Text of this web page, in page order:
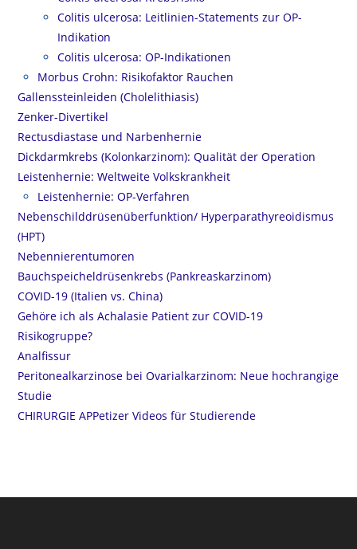
Colitis ulcerosa: Leitlinien-Statements zur OP-
Indikation
Colitis ulcerosa: OP-Indikationen
Morbus Crohn: Risikofaktor Rauchen
Gallenssteinleiden (Cholelithiasis)
Zenker-Divertikel
Rectusdiastase und Narbenhernie
Dickdarmkrebs (Kolonkarzinom): Qualität der Operation
Leistenhernie: Weltweite Volkskrankheit
Leistenhernie: OP-Verfahren
Nebenschilddrüsenüberfunktion/ Hyperparathyreoidismus
(HPT)
Nebennierentumoren
Bauchspeicheldrüsenkrebs (Pankreaskarzinom)
COVID-19 (Italien vs. China)
Gehöre ich als Achalasie Patient zur COVID-19
Risikogruppe?
Analfissur
Peritonealkarzinose bei Ovarialkarzinom: Neue hochrangige
Studie
CHIRURGIE APPetizer Videos für Studierende